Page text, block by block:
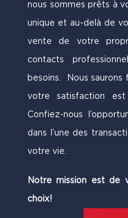
nous sommes prêts à
unique et au-delà de
vente de votre
contacts
besoins. Nous
votre satisfaction
Confiez-nous
dans l’une des
votre vie.
Notre mission est de
choix!